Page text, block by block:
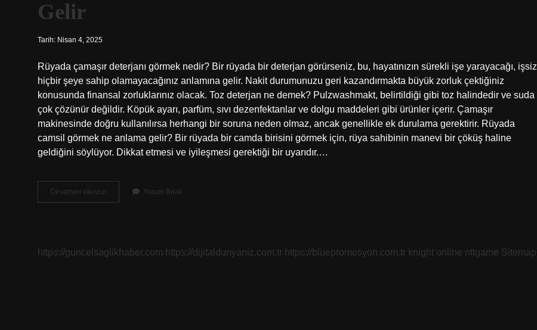
Gelir
Tarih: Nisan 4, 2025
Rüyada çamaşır deterjanı görmek nedir? Bir rüyada bir deterjan görürseniz, bu, hayatınızın sürekli işe yarayacağı, işsiz
hiçbir şeye sahip olamayacağınız anlamına gelir. Nakit durumunuzu geri kazandırmakta büyük zorluk çektiğiniz
konusunda finansal zorluklarınız olacak. Toz deterjan ne demek? Pulzwashmakt, belirtildiği gibi toz halindedir ve suda
çok çözünür değildir. Köpük ayarı, parfüm, sıvı dezenfektanlar ve dolgu maddeleri gibi ürünler içerir. Çamaşır
makinesinde doğru kullanılırsa herhangi bir soruna neden olmaz, ancak genellikle ek durulama gerektirir. Rüyada
camsil görmek ne anlama gelir? Bir rüyada bir camda birisini görmek için, rüya sahibinin manevi bir çöküş haline
geldiğini söylüyor. Dikkat etmesi ve iyileşmesi gerektiği bir uyarıdır.…
Devamını okuyun
Çamaşır
Gelir
Yorum Bırak
https://guncelsaglikhaber.com https://dijitaldunyaniz.com.tr https://bluepromosyon.com.tr knight online nttgame Sitemap